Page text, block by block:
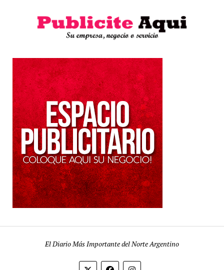
El Diario Más Importante del Norte Argentino